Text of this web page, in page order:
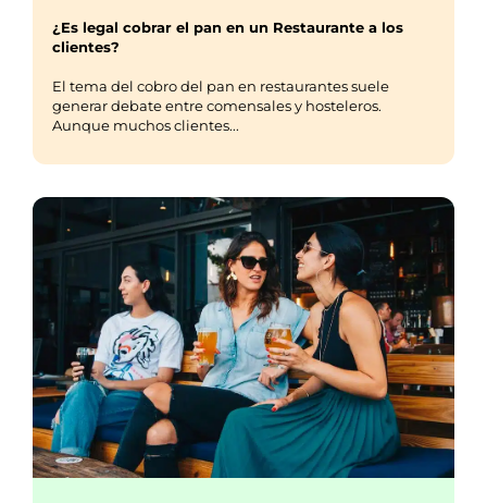
¿Es legal cobrar el pan en un Restaurante a los
clientes?
El tema del cobro del pan en restaurantes suele
generar debate entre comensales y hosteleros.
Aunque muchos clientes...